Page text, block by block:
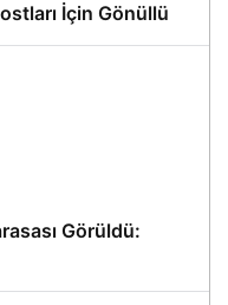
İçin Gönüllü
Görüldü: